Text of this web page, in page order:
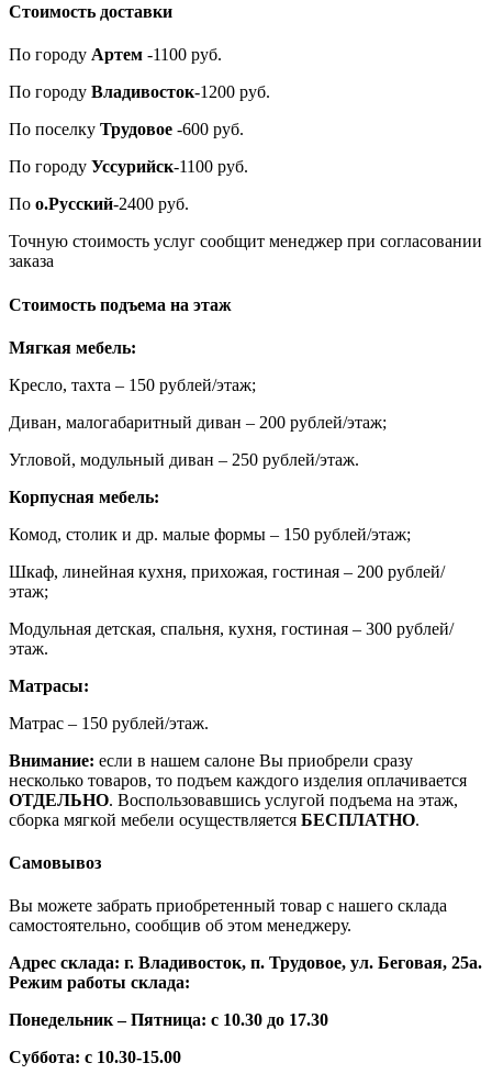
Стоимость доставки
По городу Артем -1100 руб.
По городу Владивосток-1200 руб.
По поселку Трудовое -600 руб.
По городу Уссурийск-1100 руб.
По о.Русский-2400 руб.
Точную стоимость услуг сообщит менеджер при согласовании
заказа
Стоимость подъема на этаж
Мягкая мебель:
Кресло, тахта – 150 рублей/этаж;
Диван, малогабаритный диван – 200 рублей/этаж;
Угловой, модульный диван – 250 рублей/этаж.
Корпусная мебель:
Комод, столик и др. малые формы – 150 рублей/этаж;
Шкаф, линейная кухня, прихожая, гостиная – 200 рублей/
этаж;
Модульная детская, спальня, кухня, гостиная – 300 рублей/
этаж.
Матрасы:
Матрас – 150 рублей/этаж.
Внимание: если в нашем салоне Вы приобрели сразу
несколько товаров, то подъем каждого изделия оплачивается
ОТДЕЛЬНО. Воспользовавшись услугой подъема на этаж,
сборка мягкой мебели осуществляется БЕСПЛАТНО.
Самовывоз
Вы можете забрать приобретенный товар с нашего склада
самостоятельно, сообщив об этом менеджеру.
Адрес склада: г. Владивосток, п. Трудовое, ул. Беговая, 25а.
Режим работы склада:
Понедельник – Пятница: с 10.30 до 17.30
Суббота: с 10.30-15.00